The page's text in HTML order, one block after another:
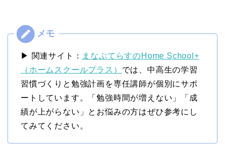
▶ 関連サイト： まなぶてらすのHome School+
（ホームスクールプラス） では、中高生の学習
習慣づくりと勉強計画を専任講師が個別にサポ
ートしています。「勉強時間が増えない」「成
績が上がらない」とお悩みの方はぜひ参考にし
てみてください。